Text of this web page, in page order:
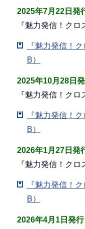
2025年7月22日発
『魅力発信！クロ
『魅力発信！
B）
2025年10月28日
『魅力発信！クロ
『魅力発信！
B）
2026年1月27日発
『魅力発信！クロ
『魅力発信！
B）
2026年4月1日発行